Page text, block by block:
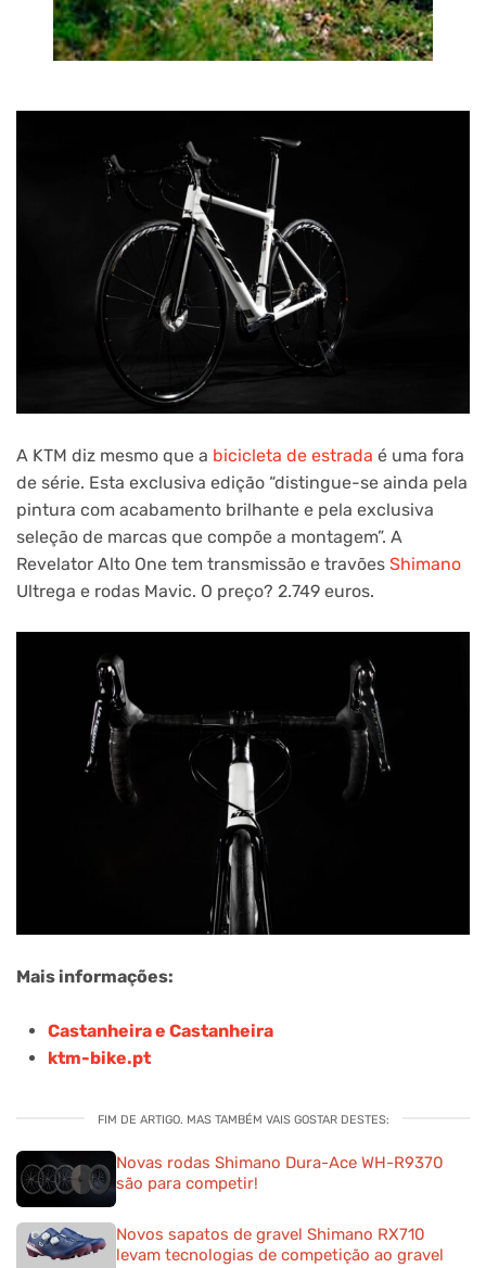
A KTM diz mesmo que a bicicleta de estrada é uma fora
de série. Esta exclusiva edição “distingue-se ainda pela
pintura com acabamento brilhante e pela exclusiva
seleção de marcas que compõe a montagem”. A
Revelator Alto One tem transmissão e travões Shimano
Ultrega e rodas Mavic. O preço? 2.749 euros.
Mais informações:
Castanheira e Castanheira
ktm-bike.pt
FIM DE ARTIGO. MAS TAMBÉM VAIS GOSTAR DESTES:
Novas rodas Shimano Dura-Ace WH-R9370
são para competir!
Novos sapatos de gravel Shimano RX710
levam tecnologias de competição ao gravel